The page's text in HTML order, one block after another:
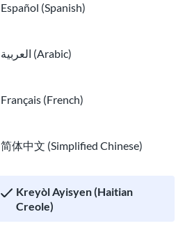
Español (Spanish)
العربية (Arabic)
Français (French)
简体中文 (Simplified Chinese)
Kreyòl Ayisyen (Haitian
Creole)